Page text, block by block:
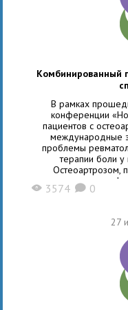
Комбинированный
В рамках
конференции
пациентов с
международные
проблемы
терапии боли у
Остеоартрозом,
распространенную
приблизительно
X 3574 K 0
27